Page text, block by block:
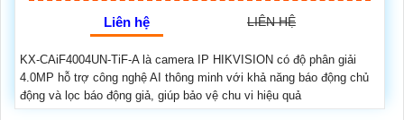
Liên hệ LIÊN HỆ
KX-CAiF4004UN-TiF-A là camera IP HIKVISION có độ phân giải
4.0MP hỗ trợ công nghệ AI thông minh với khả năng báo động chủ
động và lọc báo động giả, giúp bảo vệ chu vi hiệu quả